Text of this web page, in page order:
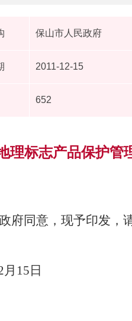
保山市人民政府
2011-12-15
652
理标志产品保护管
府同意，现予印发，
月15日